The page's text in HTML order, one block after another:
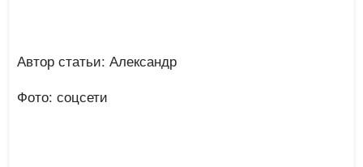
Автор статьи: Александр
Фото: соцсети